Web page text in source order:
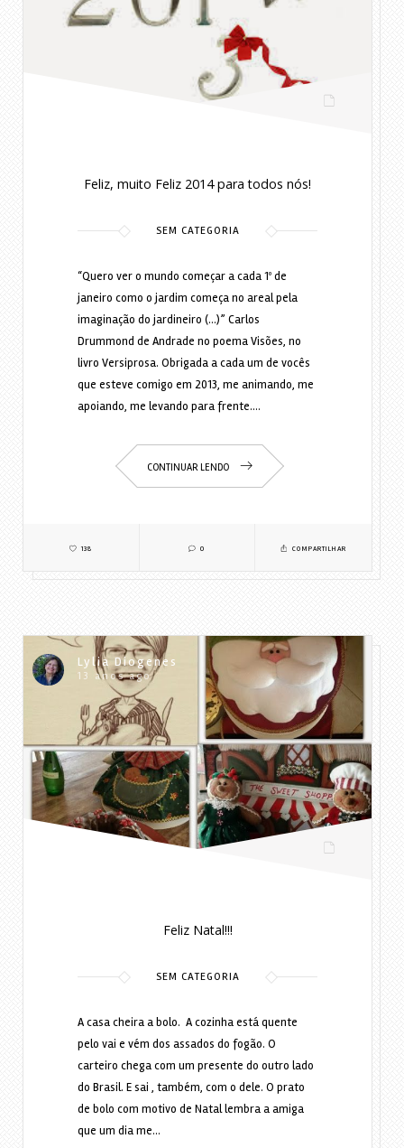
Feliz, muito Feliz 2014 para todos nós!
SEM CATEGORIA
“Quero ver o mundo começar a cada 1º de
janeiro como o jardim começa no areal pela
imaginação do jardineiro (…)” Carlos
Drummond de Andrade no poema Visões, no
livro Versiprosa. Obrigada a cada um de vocês
que esteve comigo em 2013, me animando, me
apoiando, me levando para frente.…
CONTINUAR LENDO
138 0 COMPARTILHAR
Lylia Diogenes
13 anos ago
Feliz Natal!!!
SEM CATEGORIA
A casa cheira a bolo. A cozinha está quente
pelo vai e vém dos assados do fogão. O
carteiro chega com um presente do outro lado
do Brasil. E sai , também, com o dele. O prato
de bolo com motivo de Natal lembra a amiga
que um dia me…